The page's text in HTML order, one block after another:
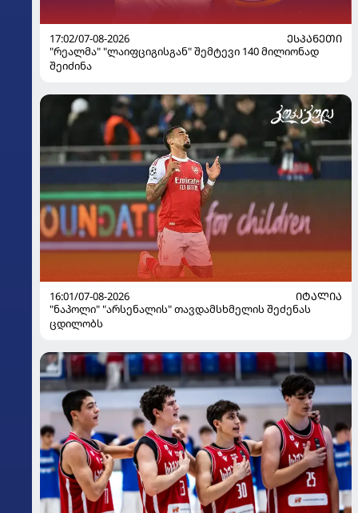
17:02/07-08-2026
ᲔᲡᲞᲐᲜᲔᲗᲘ
"რეალმა" "ლაიფციგისგან" შემტევი 140 მილიონად
შეიძინა
16:01/07-08-2026
ᲘᲢᲐᲚᲘᲐ
"ნაპოლი" "არსენალის" თავდამსხმელის შეძენას
ცდილობს